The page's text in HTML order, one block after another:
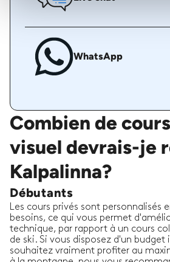
WhatsApp
Combien de
visuel devrais-je
Kalpalinna?
Débutants
Les cours privés sont personnalisés
besoins, ce qui vous permet
technique, par rapport à un cours
de ski. Si vous disposez d'un
souhaitez vraiment profiter au